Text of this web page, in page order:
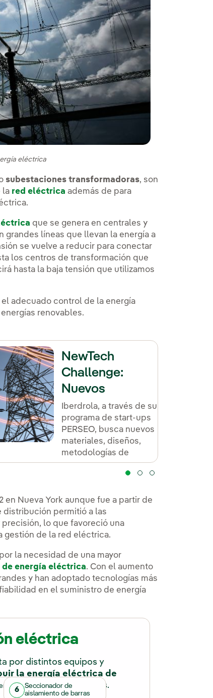
eléctrica
subestaciones transformadoras, son
la red eléctrica además de para
que se genera en centrales y
líneas que llevan la energía a
se vuelve a reducir para conectar
los centros de transformación que
hasta la baja tensión que utilizamos
adecuado control de la energía
renovables.
NewTech
Challenge:
Nuevos
materiales
sostenibles para
las redes
eléctricas del
Iberdrola, a través de su
programa de start-ups
PERSEO, busca nuevos
materiales, diseños,
metodologías de
fabricación y
construcción de
eléctricas y líneas de
muy alta tensión que
favorezcan la
sostenibilidad de los
Nueva York aunque fue a partir de
distribución permitió a las
lo que favoreció una
gestión de la red eléctrica.
la necesidad de una mayor
energía eléctrica. Con el aumento
y han adoptado tecnologías más
en el suministro de energía
eléctrica
por distintos equipos y
la energía eléctrica de
principales componentes.
y
6
Seccionador de
aislamiento de barras